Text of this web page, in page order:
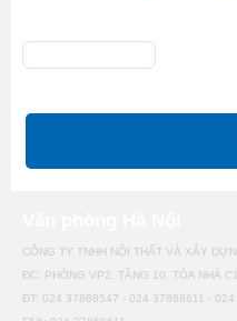
CÔNG TY TNHH NỘI THẤT VÀ XÂY
ĐC: PHÒNG VP2, TẦNG 10, TÒA NHÀ
ĐT: 024 37868547 - 024 37868611 - 024